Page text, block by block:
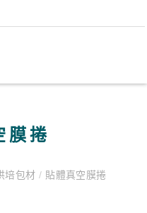
膜捲
培包材/ 貼體真空膜捲